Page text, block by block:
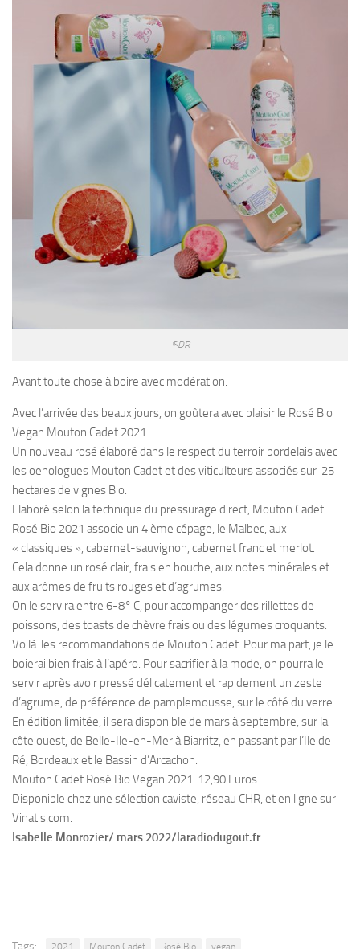
Sauces
©DR
Avant toute chose à boire avec modération.
Avec l’arrivée des beaux jours, on goûtera avec plaisir le Rosé Bio
Vegan Mouton Cadet 2021.
Un nouveau rosé élaboré dans le respect du terroir bordelais avec
les oenologues Mouton Cadet et des viticulteurs associés sur 25
hectares de vignes Bio.
Elaboré selon la technique du pressurage direct, Mouton Cadet
Rosé Bio 2021 associe un 4 ème cépage, le Malbec, aux
« classiques », cabernet-sauvignon, cabernet franc et merlot.
Cela donne un rosé clair, frais en bouche, aux notes minérales et
aux arômes de fruits rouges et d’agrumes.
On le servira entre 6-8° C, pour accompanger des rillettes de
poissons, des toasts de chèvre frais ou des légumes croquants.
Voilà les recommandations de Mouton Cadet. Pour ma part, je le
boierai bien frais à l’apéro. Pour sacrifier à la mode, on pourra le
servir après avoir pressé délicatement et rapidement un zeste
d’agrume, de préférence de pamplemousse, sur le côté du verre.
En édition limitée, il sera disponible de mars à septembre, sur la
côte ouest, de Belle-Ile-en-Mer à Biarritz, en passant par l’Ile de
Ré, Bordeaux et le Bassin d’Arcachon.
Mouton Cadet Rosé Bio Vegan 2021. 12,90 Euros.
Disponible chez une sélection caviste, réseau CHR, et en ligne sur
Vinatis.com.
Isabelle Monrozier/ mars 2022/laradiodugout.fr